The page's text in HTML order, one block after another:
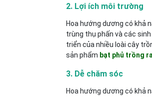
2. Lợi ích môi trường
Hoa hướng dương có khả
trùng thụ phấn và các
triển của nhiều loài cây
sản phẩm bạt phủ trồng
3. Dễ chăm sóc
Hoa hướng dương có khả